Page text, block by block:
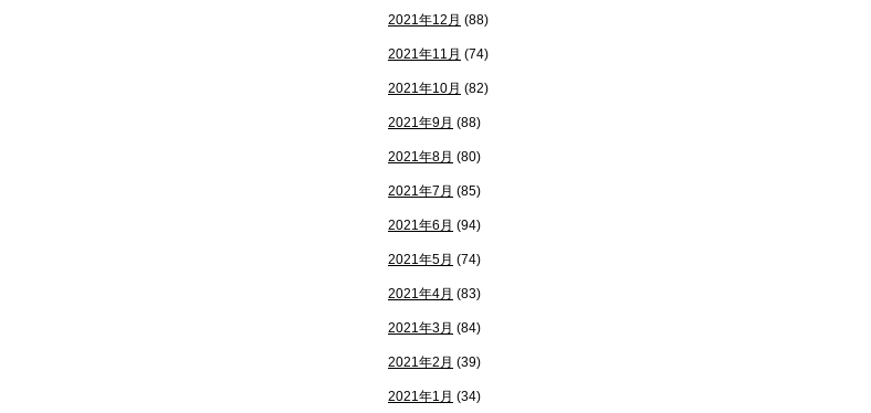
2021年12月 (88)
2021年11月 (74)
2021年10月 (82)
2021年9月 (88)
2021年8月 (80)
2021年7月 (85)
2021年6月 (94)
2021年5月 (74)
2021年4月 (83)
2021年3月 (84)
2021年2月 (39)
2021年1月 (34)